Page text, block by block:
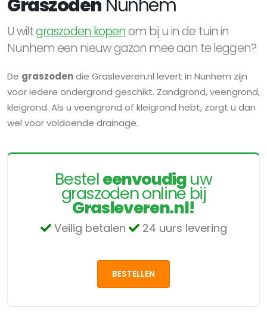
Graszoden Nunhem
U wiltgraszoden kopenom bij u in de tuin in
Nunhem een nieuw gazon mee aan te leggen?
De graszodendie Grasleveren.nl levert in Nunhem zijn
voor iedere ondergrond geschikt. Zandgrond, veengrond,
kleigrond. Als u veengrond of kleigrond hebt, zorgt u dan
wel voor voldoende drainage.
Besteleenvoudiguw
graszoden online bij
Grasleveren.nl!
Veilig betalen 24 uurs levering
BESTELLEN